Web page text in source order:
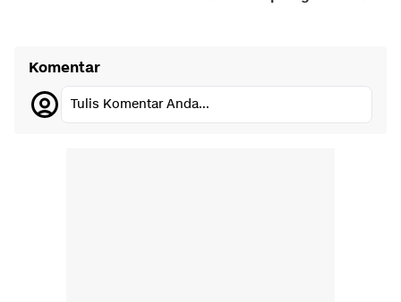
Komentar
Tulis Komentar Anda...